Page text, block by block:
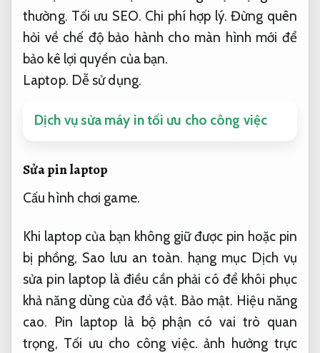
thường. Tối ưu SEO. Chi phí hợp lý. Đừng quên
hỏi về chế độ bảo hành cho màn hình mới để
bảo kê lợi quyền của bạn.
Laptop. Dễ sử dụng.
Dịch vụ sửa máy in tối ưu cho công việc
Sửa pin laptop
Cấu hình chơi game.
Khi laptop của bạn không giữ được pin hoặc pin
bị phồng, Sao lưu an toàn. hạng mục Dịch vụ
sửa pin laptop là điều cần phải có để khôi phục
khả năng dùng của đồ vật. Bảo mật. Hiệu năng
cao. Pin laptop là bộ phận có vai trò quan
trọng, Tối ưu cho công việc. ảnh hưởng trực